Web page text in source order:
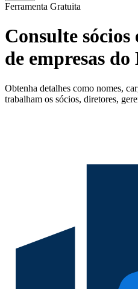
Ferramenta Gratuita
Consulte sócios
de empresas
Obtenha detalhes como nomes,
trabalham os sócios, diretores,